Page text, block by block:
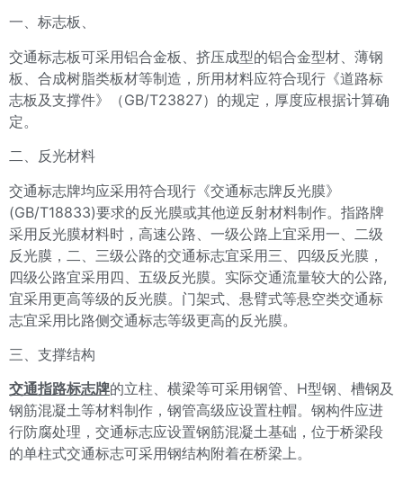
一、标志板、
交通标志板可采用铝合金板、挤压成型的铝合金型材、薄钢
板、合成树脂类板材等制造，所用材料应符合现行《道路标
志板及支撑件》（GB/T23827）的规定，厚度应根据计算确
定。
二、反光材料
交通标志牌均应采用符合现行《交通标志牌反光膜》
(GB/T18833)要求的反光膜或其他逆反射材料制作。指路牌
采用反光膜材料时，高速公路、一级公路上宜采用一、二级
反光膜，二、三级公路的交通标志宜采用三、四级反光膜，
四级公路宜采用四、五级反光膜。实际交通流量较大的公路,
宜采用更高等级的反光膜。门架式、悬臂式等悬空类交通标
志宜采用比路侧交通标志等级更高的反光膜。
三、支撑结构
交通指路标志牌的立柱、横梁等可采用钢管、H型钢、槽钢及
钢筋混凝土等材料制作，钢管高级应设置柱帽。钢构件应进
行防腐处理，交通标志应设置钢筋混凝土基础，位于桥梁段
的单柱式交通标志可采用钢结构附着在桥梁上。